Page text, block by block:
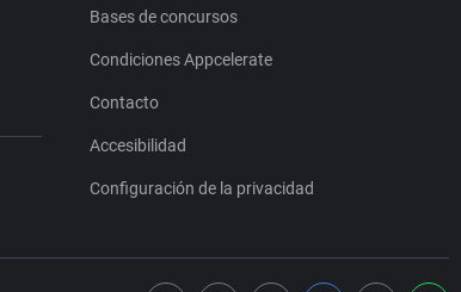
Bases de concursos
Condiciones Appcelerate
Contacto
Accesibilidad
Configuración de la privacidad